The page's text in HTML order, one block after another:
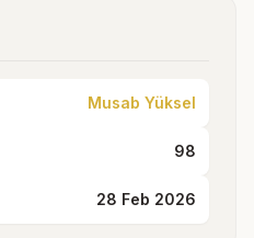
Musab Yüksel
98
28 Feb 2026